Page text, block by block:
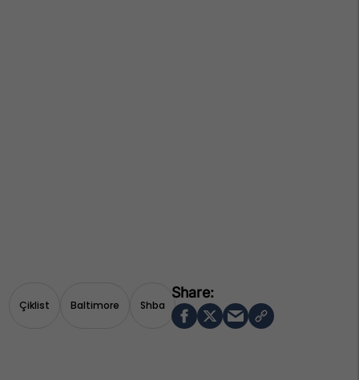
Çiklist Baltimore Shba